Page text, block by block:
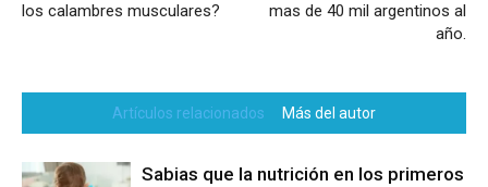
los calambres musculares?
mas de 40 mil argentinos al
año.
Artículos relacionados Más del autor
Sabias que la nutrición en los primeros